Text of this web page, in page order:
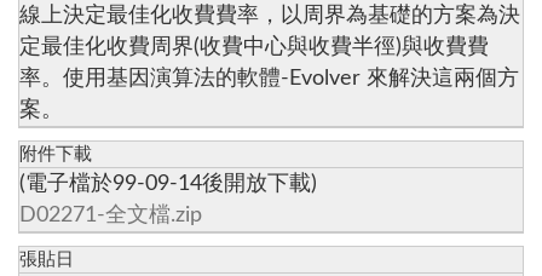
線上決定最佳化收費費率，以周界為基礎的方案為決
定最佳化收費周界(收費中心與收費半徑)與收費費
率。使用基因演算法的軟體-Evolver 來解決這兩個方
案。
附件下載
(電子檔於99-09-14後開放下載)
D02271-全文檔.zip
張貼日